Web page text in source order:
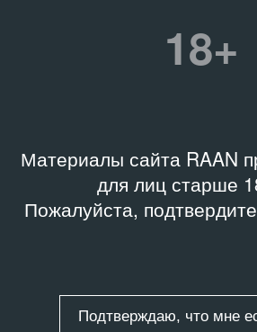
18+
Материалы сайта RAAN
для лиц старше
Пожалуйста,
Подтверждаю, что мне